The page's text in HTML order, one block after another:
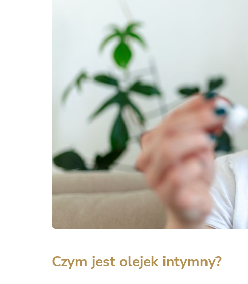
Czym jest olejek intymny?